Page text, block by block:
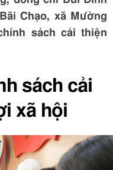
Chạo, xã Mường
sách cải thiện
sách cải
xã hội